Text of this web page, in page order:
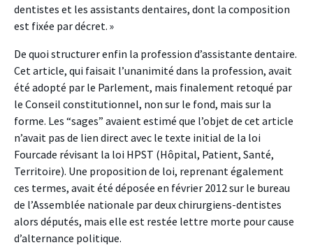
dentistes et les assistants dentaires, dont la composition
est fixée par décret. »
De quoi structurer enfin la profession d’assistante dentaire.
Cet article, qui faisait l’unanimité dans la profession, avait
été adopté par le Parlement, mais finalement retoqué par
le Conseil constitutionnel, non sur le fond, mais sur la
forme. Les “sages” avaient estimé que l’objet de cet article
n’avait pas de lien direct avec le texte initial de la loi
Fourcade révisant la loi HPST (Hôpital, Patient, Santé,
Territoire). Une proposition de loi, reprenant également
ces termes, avait été déposée en février 2012 sur le bureau
de l’Assemblée nationale par deux chirurgiens-dentistes
alors députés, mais elle est restée lettre morte pour cause
d’alternance politique.